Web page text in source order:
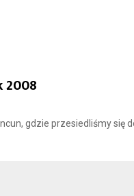
2008
gdzie przesiedliśmy się